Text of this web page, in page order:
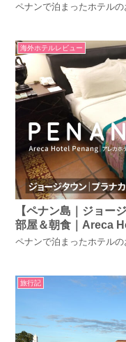
ペナンで泊まったホテルの
海外ホテルレビュー
【ペナン島｜ジョー
部屋＆朝食｜Areca
ペナンで泊まったホテル
旅行記